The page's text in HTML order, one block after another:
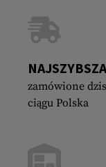
zamówione
ciągu Polska